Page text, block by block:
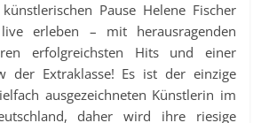
Pause Helene Fischer
erleben – mit herausragenden
erfolgreichsten Hits und einer
der Extraklasse! Es ist der einzige
ausgezeichneten Künstlerin im
daher wird ihre riesige